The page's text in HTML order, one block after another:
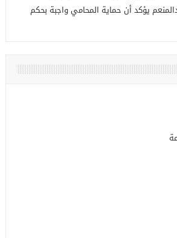
يؤكد أن حماية المحامي واجبة بحكم